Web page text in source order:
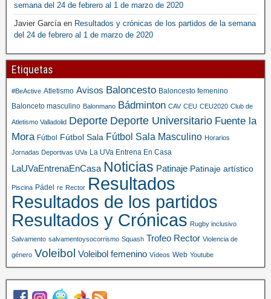
semana del 24 de febrero al 1 de marzo de 2020
Javier Garcíaen Resultados y crónicas de los partidos de la semana
del 24 de febrero al 1 de marzo de 2020
Etiquetas
#BeActive Atletismo Avisos Baloncesto Baloncesto femenino
Balonceto masculino Balonmano Bádminton CAV CEU CEU2020 Club de
Atletismo Valladolid Deporte Deporte Universitario Fuente la
Mora Fútbol Fútbol Sala Fútbol Sala Masculino Horarios
Jornadas Deportivas UVa La UVa Entrena En Casa
LaUVaEntrenaEnCasa Noticias Patinaje Patinaje artístico
Piscina Pádel re Rector Resultados
Resultados de los partidos
Resultados y Crónicas Rugby inclusivo
Salvamento salvamentoysocorrismo Squash Trofeo Rector Violencia de
género Voleibol Voleibol femenino Vídeos Web Youtube